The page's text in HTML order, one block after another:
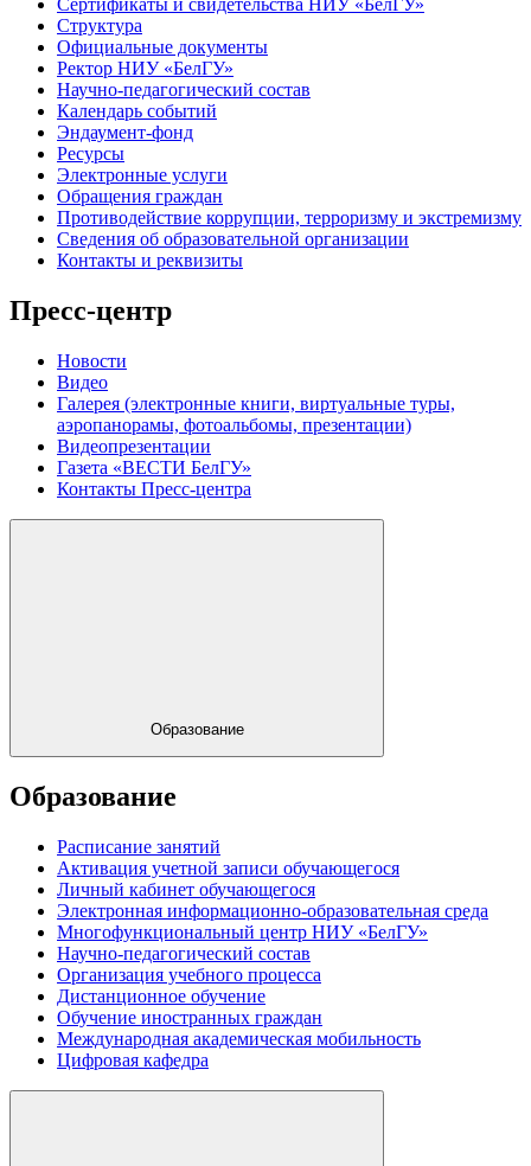
Сертификаты и свидетельства НИУ «БелГУ»
Структура
Официальные документы
Ректор НИУ «БелГУ»
Научно-педагогический состав
Календарь событий
Эндаумент-фонд
Ресурсы
Электронные услуги
Обращения граждан
Противодействие коррупции, терроризму и экстремизму
Сведения об образовательной организации
Контакты и реквизиты
Пресс-центр
Новости
Видео
Галерея (электронные книги, виртуальные туры,
аэропанорамы, фотоальбомы, презентации)
Видеопрезентации
Газета «ВЕСТИ БелГУ»
Контакты Пресс-центра
Образование
Образование
Расписание занятий
Активация учетной записи обучающегося
Личный кабинет обучающегося
Электронная информационно-образовательная среда
Многофункциональный центр НИУ «БелГУ»
Научно-педагогический состав
Организация учебного процесса
Дистанционное обучение
Обучение иностранных граждан
Международная академическая мобильность
Цифровая кафедра